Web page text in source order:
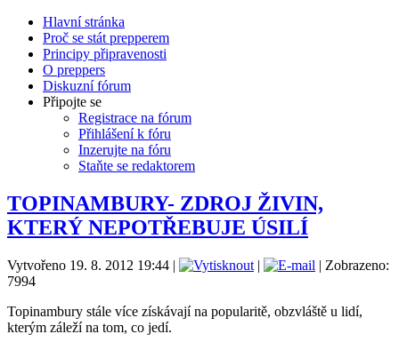
Hlavní stránka
Proč se stát prepperem
Principy připravenosti
O preppers
Diskuzní fórum
Připojte se
Registrace na fórum
Přihlášení k fóru
Inzerujte na fóru
Staňte se redaktorem
TOPINAMBURY- ZDROJ ŽIVIN,
KTERÝ NEPOTŘEBUJE ÚSILÍ
Vytvořeno 19. 8. 2012 19:44 | |
| Zobrazeno:
7994
Topinambury stále více získávají na popularitě, obzvláště u lidí,
kterým záleží na tom, co jedí.